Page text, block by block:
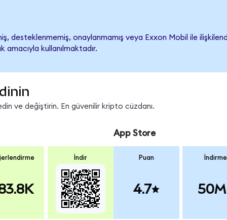
desteklenmemiş, onaylanmamış veya Exxon Mobil ile
amacıyla kullanılmaktadır.
ve değiştirin. En güvenilir kripto cüzdanı.
İndir
App Store
Puan
4.7
İndirme